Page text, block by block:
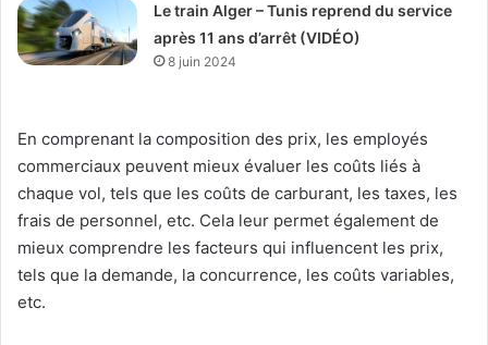
Le train Alger – Tunis reprend du service
après 11 ans d’arrêt (VIDÉO)
8 juin 2024
En comprenant la composition des prix, les employés
commerciaux peuvent mieux évaluer les coûts liés à
chaque vol, tels que les coûts de carburant, les taxes, les
frais de personnel, etc. Cela leur permet également de
mieux comprendre les facteurs qui influencent les prix,
tels que la demande, la concurrence, les coûts variables,
etc.